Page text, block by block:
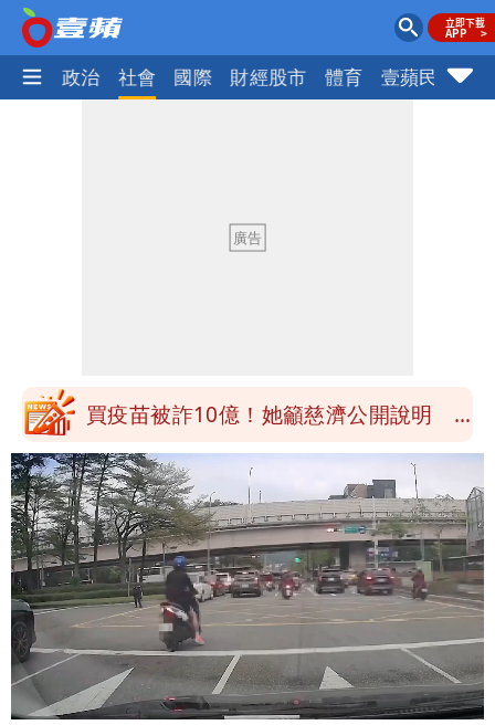
生活 政治 社會 國際 財經股市 體育 壹蘋民調
勝：時間久看出睿智
白海豚今下午2點半發海警！陸警機率最
最快今晚移送北檢複訊
買疫苗被詐10億！她籲慈濟公開說明
捐款人有權知真相
蔡英文變「台東蔡主委」嚇壞一堆人！他
驚：戰局變五五波
白海豚颱風攪局父親節！明雨量「紅到發
紫」
女律師詐慈濟10億 坐擁232公斤黃金仍
接案！同業酸：我輩楷模
明金成離世留下雙胞胎 4歲兒與老師一
段對話催淚
演習登場！搭雙鐵、航班3大注意事項快
Unmute Loaded:
100.00%